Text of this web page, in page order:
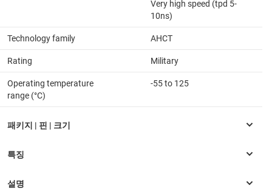
Very high speed (tpd 5-
10ns)
Technology family AHCT
Rating Military
Operating temperature
range (°C)
-55 to 125